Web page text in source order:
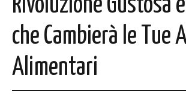
Rivoluzione Gustosa
che Cambierà le Tue
Alimentari